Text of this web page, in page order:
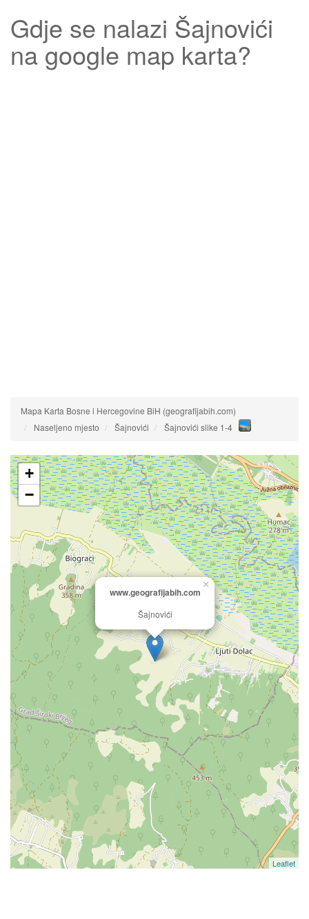
Gdje se nalazi Šajnovići
na google map karta?
Mapa Karta Bosne i Hercegovine BiH (geografijabih.com)
Naseljeno mjesto
Šajnovići Šajnovići slike 1-4
www.geografijabih.com
Šajnovići
×
+
−
Leaflet